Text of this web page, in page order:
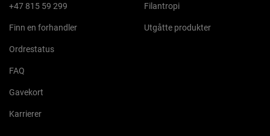
+47 815 59 299
Finn en forhandler
Ordrestatus
FAQ
Gavekort
Karrierer
Filantropi
Utgåtte produkter